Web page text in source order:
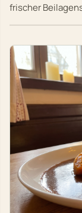
frischer